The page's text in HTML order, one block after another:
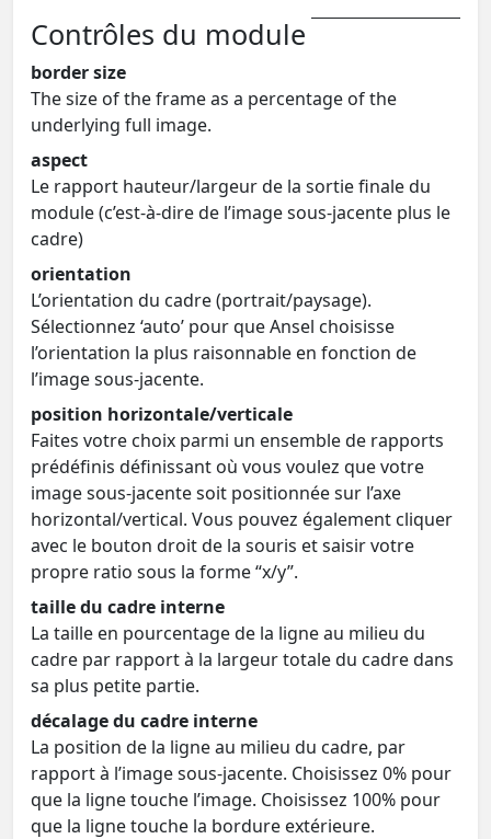
Contrôles du module
border size
The size of the frame as a percentage of the
underlying full image.
aspect
Le rapport hauteur/largeur de la sortie finale du
module (c’est-à-dire de l’image sous-jacente plus le
cadre)
orientation
L’orientation du cadre (portrait/paysage).
Sélectionnez ‘auto’ pour que Ansel choisisse
l’orientation la plus raisonnable en fonction de
l’image sous-jacente.
position horizontale/verticale
Faites votre choix parmi un ensemble de rapports
prédéfinis définissant où vous voulez que votre
image sous-jacente soit positionnée sur l’axe
horizontal/vertical. Vous pouvez également cliquer
avec le bouton droit de la souris et saisir votre
propre ratio sous la forme “x/y”.
taille du cadre interne
La taille en pourcentage de la ligne au milieu du
cadre par rapport à la largeur totale du cadre dans
sa plus petite partie.
décalage du cadre interne
La position de la ligne au milieu du cadre, par
rapport à l’image sous-jacente. Choisissez 0% pour
que la ligne touche l’image. Choisissez 100% pour
que la ligne touche la bordure extérieure.